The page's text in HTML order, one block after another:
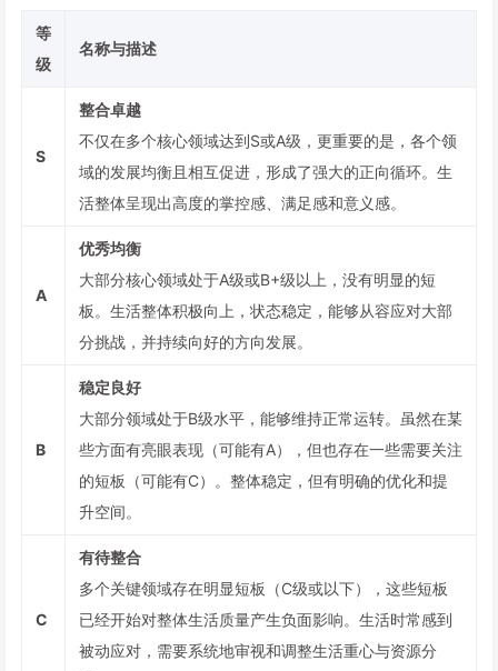
等
级
名称与描述
S
整合卓越
不仅在多个核心领域达到S或A级，更重要的是，各个领
域的发展均衡且相互促进，形成了强大的正向循环。生
活整体呈现出高度的掌控感、满足感和意义感。
A
优秀均衡
大部分核心领域处于A级或B+级以上，没有明显的短
板。生活整体积极向上，状态稳定，能够从容应对大部
分挑战，并持续向好的方向发展。
B
稳定良好
大部分领域处于B级水平，能够维持正常运转。虽然在某
些方面有亮眼表现（可能有A），但也存在一些需要关注
的短板（可能有C）。整体稳定，但有明确的优化和提
升空间。
C
有待整合
多个关键领域存在明显短板（C级或以下），这些短板
已经开始对整体生活质量产生负面影响。生活时常感到
被动应对，需要系统地审视和调整生活重心与资源分